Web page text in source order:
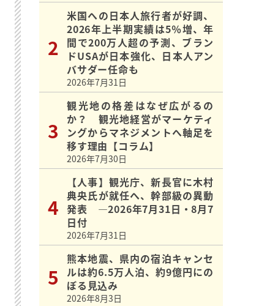
米国への日本人旅行者が好調、
2026年上半期実績は5％増、年
間で200万人超の予測、ブラン
ドUSAが日本強化、日本人アン
バサダー任命も
2026年7月31日
観光地の格差はなぜ広がるの
か？ 観光地経営がマーケティ
ングからマネジメントへ軸足を
移す理由【コラム】
2026年7月30日
【人事】観光庁、新長官に木村
典央氏が就任へ、幹部級の異動
発表 ―2026年7月31日・8月7
日付
2026年7月31日
熊本地震、県内の宿泊キャンセ
ルは約6.5万人泊、約9億円にの
ぼる見込み
2026年8月3日